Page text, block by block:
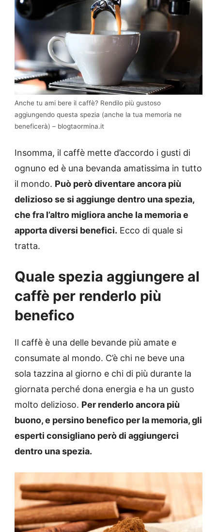
Anche tu ami bere il caffè? Rendilo più gustoso
aggiungendo questa spezia (anche la tua memoria ne
beneficerà) – blogtaormina.it
Insomma, il caffè mette d’accordo i gusti di
ognuno ed è una bevanda amatissima in tutto
il mondo. Può però diventare ancora più
delizioso se si aggiunge dentro una spezia,
che fra l’altro migliora anche la memoria e
apporta diversi benefici. Ecco di quale si
tratta.
Quale spezia aggiungere al
caffè per renderlo più
benefico
Il caffè è una delle bevande più amate e
consumate al mondo. C’è chi ne beve una
sola tazzina al giorno e chi di più durante la
giornata perché dona energia e ha un gusto
molto delizioso. Per renderlo ancora più
buono, e persino benefico per la memoria, gli
esperti consigliano però di aggiungerci
dentro una spezia.